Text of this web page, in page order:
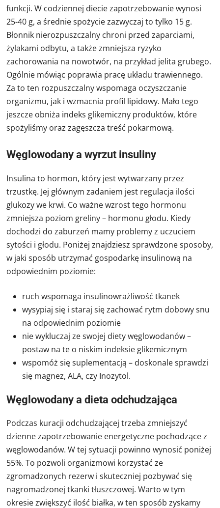
funkcji. W codziennej diecie zapotrzebowanie wynosi
25-40 g, a średnie spożycie zazwyczaj to tylko 15 g.
Błonnik nierozpuszczalny chroni przed zaparciami,
żylakami odbytu, a także zmniejsza ryzyko
zachorowania na nowotwór, na przykład jelita grubego.
Ogólnie mówiąc poprawia pracę układu trawiennego.
Za to ten rozpuszczalny wspomaga oczyszczanie
organizmu, jak i wzmacnia profil lipidowy. Mało tego
jeszcze obniża indeks glikemiczny produktów, które
spożyliśmy oraz zagęszcza treść pokarmową.
Węglowodany a wyrzut insuliny
Insulina to hormon, który jest wytwarzany przez
trzustkę. Jej głównym zadaniem jest regulacja ilości
glukozy we krwi. Co ważne wzrost tego hormonu
zmniejsza poziom greliny – hormonu głodu. Kiedy
dochodzi do zaburzeń mamy problemy z uczuciem
sytości i głodu. Poniżej znajdziesz sprawdzone sposoby,
w jaki sposób utrzymać gospodarkę insulinową na
odpowiednim poziomie:
ruch wspomaga insulinowrażliwość tkanek
wysypiaj się i staraj się zachować rytm dobowy snu
na odpowiednim poziomie
nie wykluczaj ze swojej diety węglowodanów –
postaw na te o niskim indeksie glikemicznym
wspomóż się suplementacją – doskonale sprawdzi
się magnez, ALA, czy Inozytol.
Węglowodany a dieta odchudzająca
Podczas kuracji odchudzającej trzeba zmniejszyć
dzienne zapotrzebowanie energetyczne pochodzące z
węglowodanów. W tej sytuacji powinno wynosić poniżej
55%. To pozwoli organizmowi korzystać ze
zgromadzonych rezerw i skuteczniej pozbywać się
nagromadzonej tkanki tłuszczowej. Warto w tym
okresie zwiększyć ilość białka, w ten sposób zyskamy